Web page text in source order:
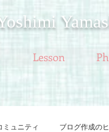
Lesson
ミュニティ ブログ作成の